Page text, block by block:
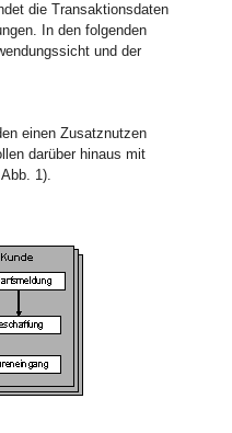
die Transaktionsdaten
In den folgenden
und der
einen Zusatznutzen
darüber hinaus mit
1).